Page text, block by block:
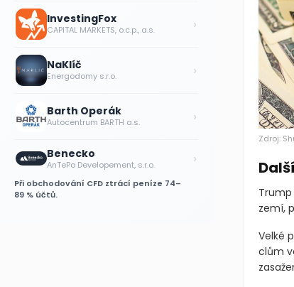
Zdroj:
zemí,
Velké
clům
InvestingFox
CAPITAL MARKETS, o.c.p., a.s. ›
NaKlíč
Energodomy s.r.o. ›
Barth Operák
Autocentrum BARTH a.s. ›
Benecko
AnTePo Developement, s.r.o. ›
Při obchodování CFD ztrácí peníze 74–
89 % účtů.